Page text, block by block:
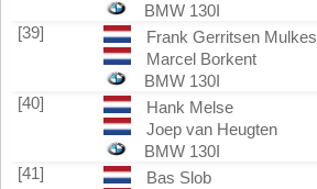
BMW 130I
[39]
Frank Gerritsen Mulkes
Marcel Borkent
BMW 130I
[40]
Hank Melse
Joep van Heugten
BMW 130I
[41]
Bas Slob